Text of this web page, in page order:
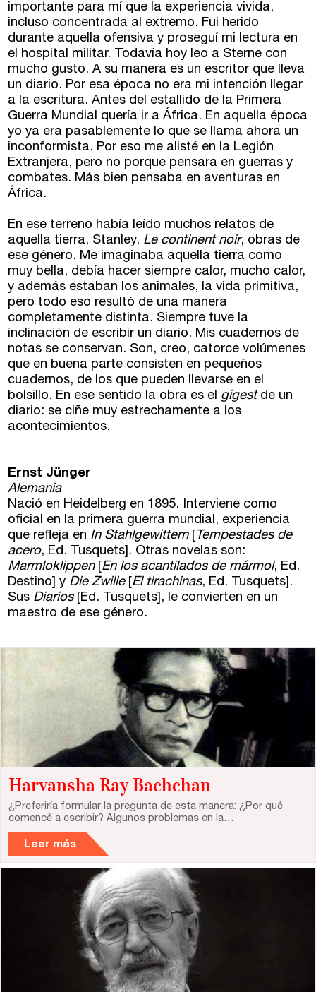
Murcia
Málaga
Bilbao
Vitoria
Zaragoza
Santander
Gijón
Palma
Las Palmas
El taller de escritura creativa
Cursos
Curso integral de narrativa
Máster de creación poética
fuentetaja
Nuestra filosofía
Nuestro equipo
Coordinadores
Comunidad
Club de Escritura
Concursos
Catálogo
Ebooks
Recursos
Asesoría y Corrección
Tutorías
Directorios
Contacto
Escríbenos
Guía Rápida
Dónde estamos
Sede central:
Cervantes nº21, entlo.
28014 Madrid
info@fuentetajaliteraria.com
Tel 91 531 15 09
WhatsApp 619 027 626
Horario de atención:
De lunes a viernes
importante para mí que la experiencia vivida,
incluso concentrada al extremo. Fui herido
durante aquella ofensiva y proseguí mi lectura en
el hospital militar. Todavía hoy leo a Sterne con
mucho gusto. A su manera es un escritor que lleva
un diario. Por esa época no era mi intención llegar
a la escritura. Antes del estallido de la Primera
Guerra Mundial quería ir a África. En aquella época
yo ya era pasablemente lo que se llama ahora un
inconformista. Por eso me alisté en la Legión
Extranjera, pero no porque pensara en guerras y
combates. Más bien pensaba en aventuras en
África.
En ese terreno había leído muchos relatos de
aquella tierra, Stanley, Le continent noir, obras de
ese género. Me imaginaba aquella tierra como
muy bella, debía hacer siempre calor, mucho calor,
y además estaban los animales, la vida primitiva,
pero todo eso resultó de una manera
completamente distinta. Siempre tuve la
inclinación de escribir un diario. Mis cuadernos de
notas se conservan. Son, creo, catorce volúmenes
que en buena parte consisten en pequeños
cuadernos, de los que pueden llevarse en el
bolsillo. En ese sentido la obra es el gigestde un
diario: se ciñe muy estrechamente a los
acontecimientos.
Ernst Jünger
Alemania
Nació en Heidelberg en 1895. Interviene como
oficial en la primera guerra mundial, experiencia
que refleja en In Stahlgewittern[
Tempestades de
acero, Ed. Tusquets]. Otras novelas son:
Marmloklippen[ En los acantilados de mármol, Ed.
Destino] y Die Zwille[ El tirachinas, Ed. Tusquets].
Sus Diarios[Ed. Tusquets], le convierten en un
maestro de ese género.
Harvansha Ray Bachchan
¿Preferiría formular la pregunta de esta manera: ¿Por qué
comencé a escribir? Algunos problemas en la…
Leer más